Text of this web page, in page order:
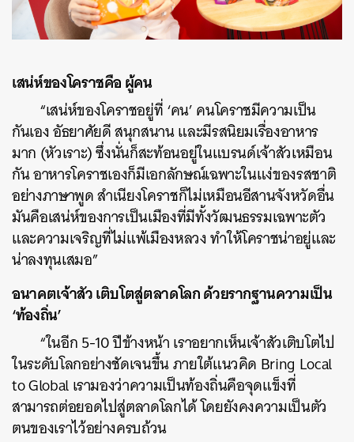
เสน่ห์ของโคราชคือ ผู้คน
“เสน่ห์ของโคราชอยู่ที่ ‘คน’ คนโคราชมีความเป็น
กันเอง อัธยาศัยดี สนุกสนาน และมีรสนิยมเรื่องอาหาร
มาก (หัวเราะ) ซึ่งนั่นก็สะท้อนอยู่ในแบรนด์เจ้าสัวเหมือน
กัน อาหารโคราชเองก็มีเอกลักษณ์เฉพาะในแง่ของรสชาติ
อย่างภาษาพูด สำเนียงโคราชก็ไม่เหมือนอีสานจังหวัดอื่น
มันคือเสน่ห์ของการเป็นเมืองที่มีทั้งวัฒนธรรมเฉพาะตัว
และความเจริญที่ไม่แพ้เมืองหลวง ทำให้โคราชน่าอยู่และ
น่าลงทุนเสมอ”
อนาคตเจ้าสัว เติบโตสู่ตลาดโลก ด้วยรากฐานความเป็น
‘ท้องถิ่น’
“ในอีก 5-10 ปีข้างหน้า เราอยากเห็นเจ้าสัวเติบโตไป
ในระดับโลกอย่างชัดเจนขึ้น ภายใต้แนวคิด Bring Local
to Global เรามองว่าความเป็นท้องถิ่นคือจุดแข็งที่
สามารถต่อยอดไปสู่ตลาดโลกได้ โดยยังคงความเป็นตัว
ตนของเราไว้อย่างครบถ้วน